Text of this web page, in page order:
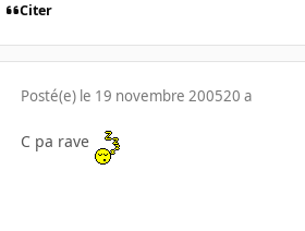
Citer
Posté(e) le 19 novembre 200520 a
C pa rave